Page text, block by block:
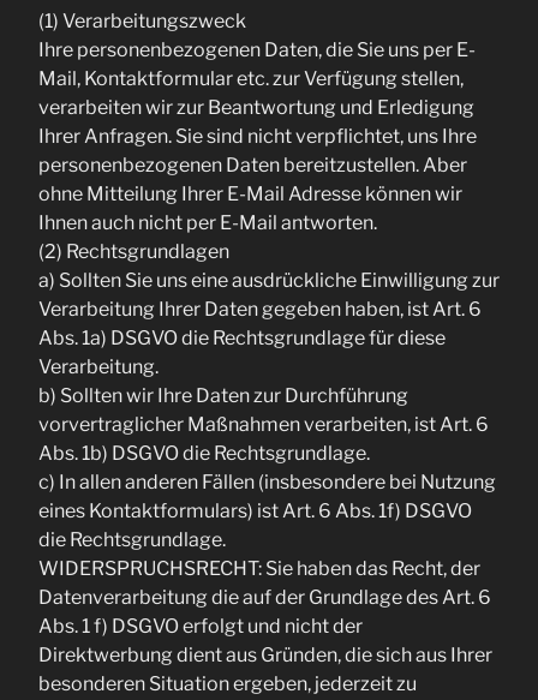
(1) Verarbeitungszweck
Ihre personenbezogenen Daten, die Sie uns per E-
Mail, Kontaktformular etc. zur Verfügung stellen,
verarbeiten wir zur Beantwortung und Erledigung
Ihrer Anfragen. Sie sind nicht verpflichtet, uns Ihre
personenbezogenen Daten bereitzustellen. Aber
ohne Mitteilung Ihrer E-Mail Adresse können wir
Ihnen auch nicht per E-Mail antworten.
(2) Rechtsgrundlagen
a) Sollten Sie uns eine ausdrückliche Einwilligung zur
Verarbeitung Ihrer Daten gegeben haben, ist Art. 6
Abs. 1a) DSGVO die Rechtsgrundlage für diese
Verarbeitung.
b) Sollten wir Ihre Daten zur Durchführung
vorvertraglicher Maßnahmen verarbeiten, ist Art. 6
Abs. 1b) DSGVO die Rechtsgrundlage.
c) In allen anderen Fällen (insbesondere bei Nutzung
eines Kontaktformulars) ist Art. 6 Abs. 1f) DSGVO
die Rechtsgrundlage.
WIDERSPRUCHSRECHT: Sie haben das Recht, der
Datenverarbeitung die auf der Grundlage des Art. 6
Abs. 1 f) DSGVO erfolgt und nicht der
Direktwerbung dient aus Gründen, die sich aus Ihrer
besonderen Situation ergeben, jederzeit zu